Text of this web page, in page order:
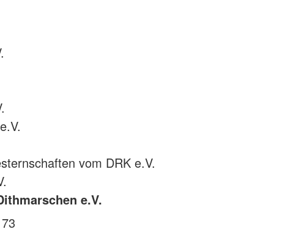
vom DRK e.V.
e.V.